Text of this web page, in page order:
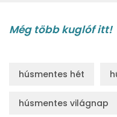
Még több kuglóf itt!
húsmentes hét
húsmentes világnap